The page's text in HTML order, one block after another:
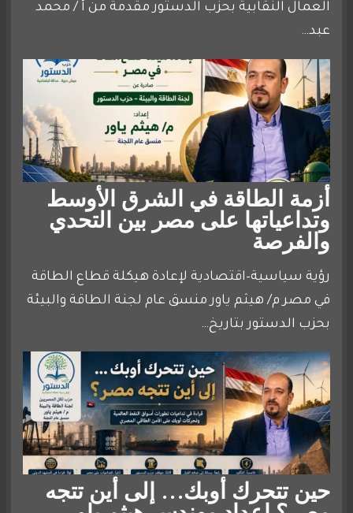
العمال النقابية بحزب الدستور مقدمة من أ / محمد
عبد…
أزمة الطاقة في الشرق الأوسط
وتداعياتها على مصر بين التحدي
والفرصة
رؤية سياسية–اقتصادية لإعادة هيكلة قطاع الطاقة
في مصر م/ هيثم ياور منسق عام لجنة الطاقة والبيئة
بحزب الدستور بتاريخ…
حين تتحرك أوبك… إلى أين تتجه